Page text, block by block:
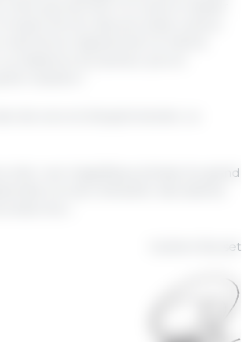
choix que de tenir le coup et résister
terme, des prix aussi ruineux
se régulera de lui-même.
résilience du secteur porcin
manière !
de vivre et d’expérimenter un
citer une magnifique phrase du grand
a le don d’éveiller des talents
».
Guillem Burset